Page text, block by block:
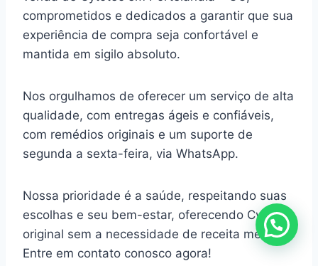
comprometidos e dedicados a garantir que sua
experiência de compra seja confortável e
mantida em sigilo absoluto.
Nos orgulhamos de oferecer um serviço de alta
qualidade, com entregas ágeis e confiáveis,
com remédios originais e um suporte de
segunda a sexta-feira, via WhatsApp.
Nossa prioridade é a saúde, respeitando suas
escolhas e seu bem-estar, oferecendo Cytotec
original sem a necessidade de receita médica.
Entre em contato conosco agora!